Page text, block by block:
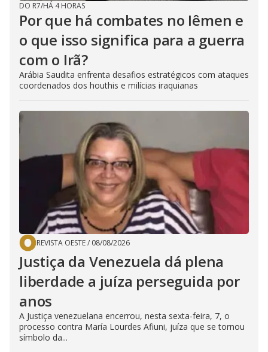
DO R7/HÁ 4 HORAS
Por que há combates no Iêmen e
o que isso significa para a guerra
com o Irã?
Arábia Saudita enfrenta desafios estratégicos com ataques
coordenados dos houthis e milícias iraquianas
REVISTA OESTE/ 08/08/2026
Justiça da Venezuela dá plena
liberdade a juíza perseguida por
anos
A Justiça venezuelana encerrou, nesta sexta-feira, 7, o
processo contra María Lourdes Afiuni, juíza que se tornou
símbolo da...